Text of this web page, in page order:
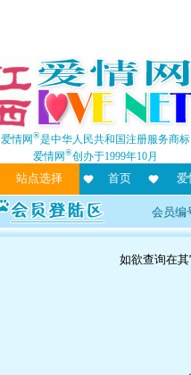
爱情网®是中华人民共和国注册服务商标
爱情网®创办于1999年10月
站点选择 首页 爱
会员编
如欲查询在